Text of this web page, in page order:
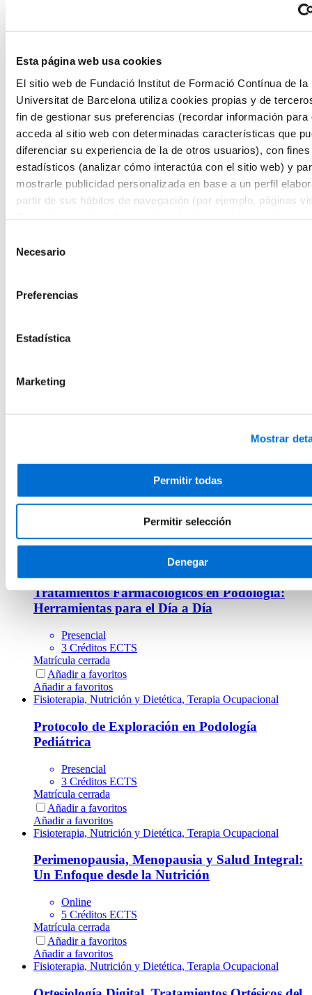
Esta página web usa cookies
El sitio web de Fundació Institut de Formació Contínua de la
Universitat de Barcelona utiliza cookies propias y de
fin de gestionar sus preferencias (recordar información para
acceda al sitio web con determinadas características que
diferenciar su experiencia de la de otros usuarios), con fines
estadísticos (analizar cómo interactúa con el sitio web) y
mostrarle publicidad personalizada en base a un perfil
partir de sus hábitos de navegación (por ejemplo, páginas
Necesario
Preferencias
Estadística
Marketing
Mostrar
Permitir todas
Permitir selección
Denegar
Fisioterapia, Nutrición y Dietética, Terapia Ocupacional
Formación de Postgrado en Nutrición Clínica y
Online
30 Créditos ECTS
Matrícula abierta
Añadir a favoritos
Añadir a favoritos
Fisioterapia, Nutrición y Dietética, Terapia Ocupacional
Formación de Postgrado en Nutrición,
Suplementación y Farmacología en el Deporte
30 Créditos ECTS
Fisioterapia, Nutrición y Dietética, Terapia Ocupacional
Oncológica
30 Créditos ECTS
Fisioterapia, Nutrición y Dietética, Terapia Ocupacional
Online
Añadir a favoritos
Fisioterapia, Nutrición y Dietética, Terapia Ocupacional
Tratamientos Farmacológicos en Podología:
Herramientas para el Día a Día
Presencial
3 Créditos ECTS
Matrícula cerrada
Añadir a favoritos
Añadir a favoritos
Fisioterapia, Nutrición y Dietética, Terapia Ocupacional
Protocolo de Exploración en Podología
Pediátrica
Presencial
3 Créditos ECTS
Matrícula cerrada
Añadir a favoritos
Añadir a favoritos
Fisioterapia, Nutrición y Dietética, Terapia Ocupacional
Perimenopausia, Menopausia y Salud Integral:
Un Enfoque desde la Nutrición
Online
5 Créditos ECTS
Matrícula cerrada
Añadir a favoritos
Añadir a favoritos
Fisioterapia, Nutrición y Dietética, Terapia Ocupacional